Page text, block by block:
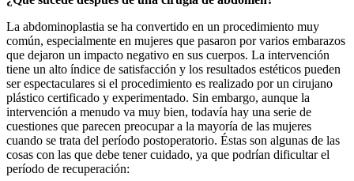
La abdominoplastia se ha convertido en un procedimiento muy
común, especialmente en mujeres que pasaron por varios embarazos
que dejaron un impacto negativo en sus cuerpos. La intervención
tiene un alto índice de satisfacción y los resultados estéticos pueden
ser espectaculares si el procedimiento es realizado por un cirujano
plástico certificado y experimentado. Sin embargo, aunque la
intervención a menudo va muy bien, todavía hay una serie de
cuestiones que parecen preocupar a la mayoría de las mujeres
cuando se trata del período postoperatorio. Éstas son algunas de las
cosas con las que debe tener cuidado, ya que podrían dificultar el
período de recuperación: